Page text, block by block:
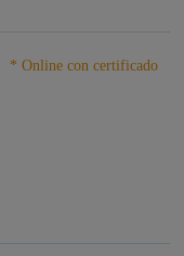
* Online con certificado